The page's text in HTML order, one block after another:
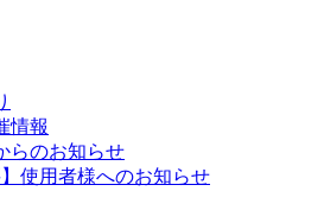
情報
らのお知らせ
】使用者様へのお知らせ